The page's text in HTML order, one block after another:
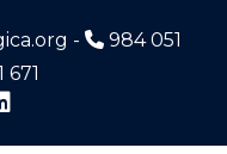
-
984 051
671